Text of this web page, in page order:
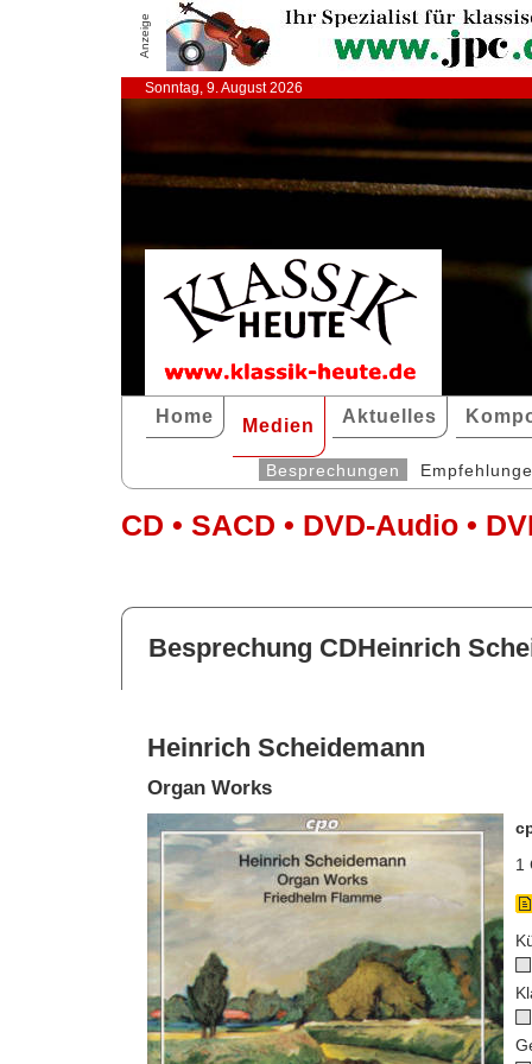
Anzeige
Sonntag, 9. August 2026
Home Medien Aktuelles
Besprechungen
CD • SACD • DVD-Audio •
Besprechung CDHeinrich
Heinrich Scheidemann
Organ Works
1